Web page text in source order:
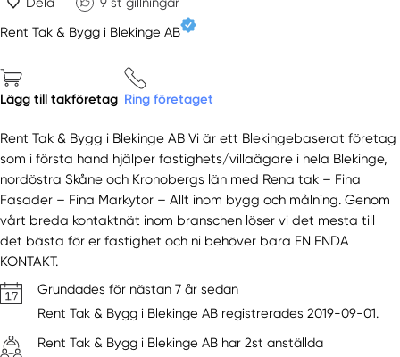
Rent Tak & Bygg i Blekinge AB
Lägg till takföretag Ring företaget
Rent Tak & Bygg i Blekinge AB Vi är ett Blekingebaserat företag
som i första hand hjälper fastighets/villaägare i hela Blekinge,
nordöstra Skåne och Kronobergs län med Rena tak – Fina
Fasader – Fina Markytor – Allt inom bygg och målning. Genom
vårt breda kontaktnät inom branschen löser vi det mesta till
det bästa för er fastighet och ni behöver bara EN ENDA
KONTAKT.
Grundades för nästan 7 år sedan
Rent Tak & Bygg i Blekinge AB registrerades 2019-09-01.
Rent Tak & Bygg i Blekinge AB har 2st anställda